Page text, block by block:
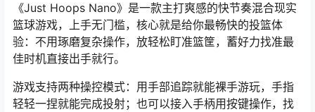
《Just Hoops Nano》是一款主打爽感的快节奏混合现实
篮球游戏，上手无门槛，核心就是给你最畅快的投篮体
验：不用琢磨复杂操作，放轻松盯准篮筐，蓄好力找准最
佳时机直接出手就行。
游戏支持两种操控模式：用手部追踪就能裸手游玩，手指
轻轻一捏就能完成投射；也可以接入手柄用按键操作，找